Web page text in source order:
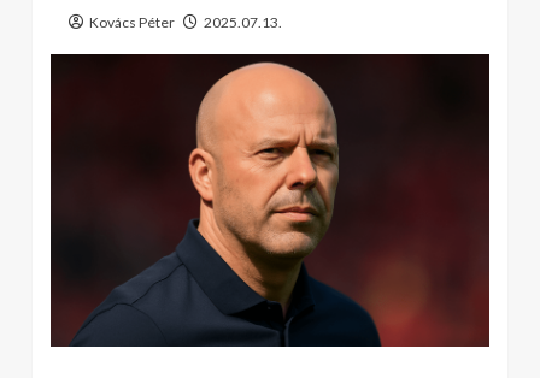
Kovács Péter 2025.07.13.